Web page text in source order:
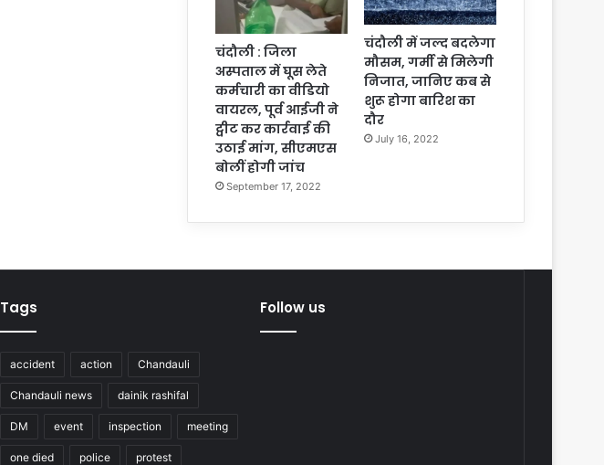
चंदौली : जिला
अस्पताल में घूस लेते
कर्मचारी का वीडियो
वायरल, पूर्व आईजी ने
ट्वीट कर कार्रवाई की
उठाई मांग, सीएमएस
बोलीं होगी जांच
September 17, 2022
चंदौली में जल्द बदलेगा
मौसम, गर्मी से मिलेगी
निजात, जानिए कब से
शुरू होगा बारिश का
दौर
July 16, 2022
Tags
accident action Chandauli
Chandauli news dainik rashifal
DM event inspection meeting
one died police protest
Follow us